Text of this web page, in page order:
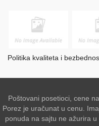
Politika kvaliteta i
Poštovani posetioci, cene
Porez je uračunat u cenu.
ponuda na sajtu ne ažurira